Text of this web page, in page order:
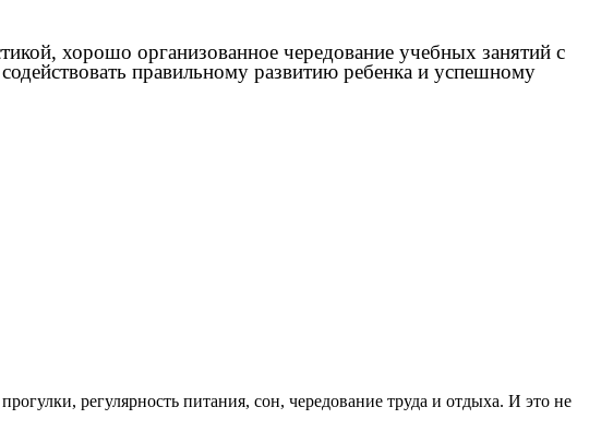
хорошо организованное чередование учебных занятий с
правильному развитию ребенка и успешному
регулярность питания, сон, чередование труда и отдыха. И это не